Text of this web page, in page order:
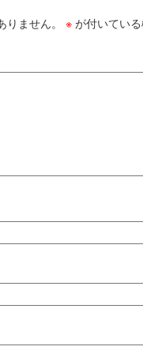
ません。 ※が付いてい